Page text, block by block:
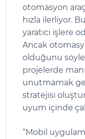
otomasyon
hızla ilerliyor.
yaratıcı işlere
Ancak
olduğunu
projelerde
unutmamak
stratejisi
uyum içinde
“Mobil